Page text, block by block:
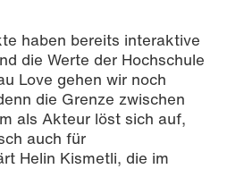
haben bereits interaktive
die Werte der Hochschule
Love gehen wir noch
die Grenze zwischen
als Akteur löst sich auf,
auch für
Helin Kismetli, die im